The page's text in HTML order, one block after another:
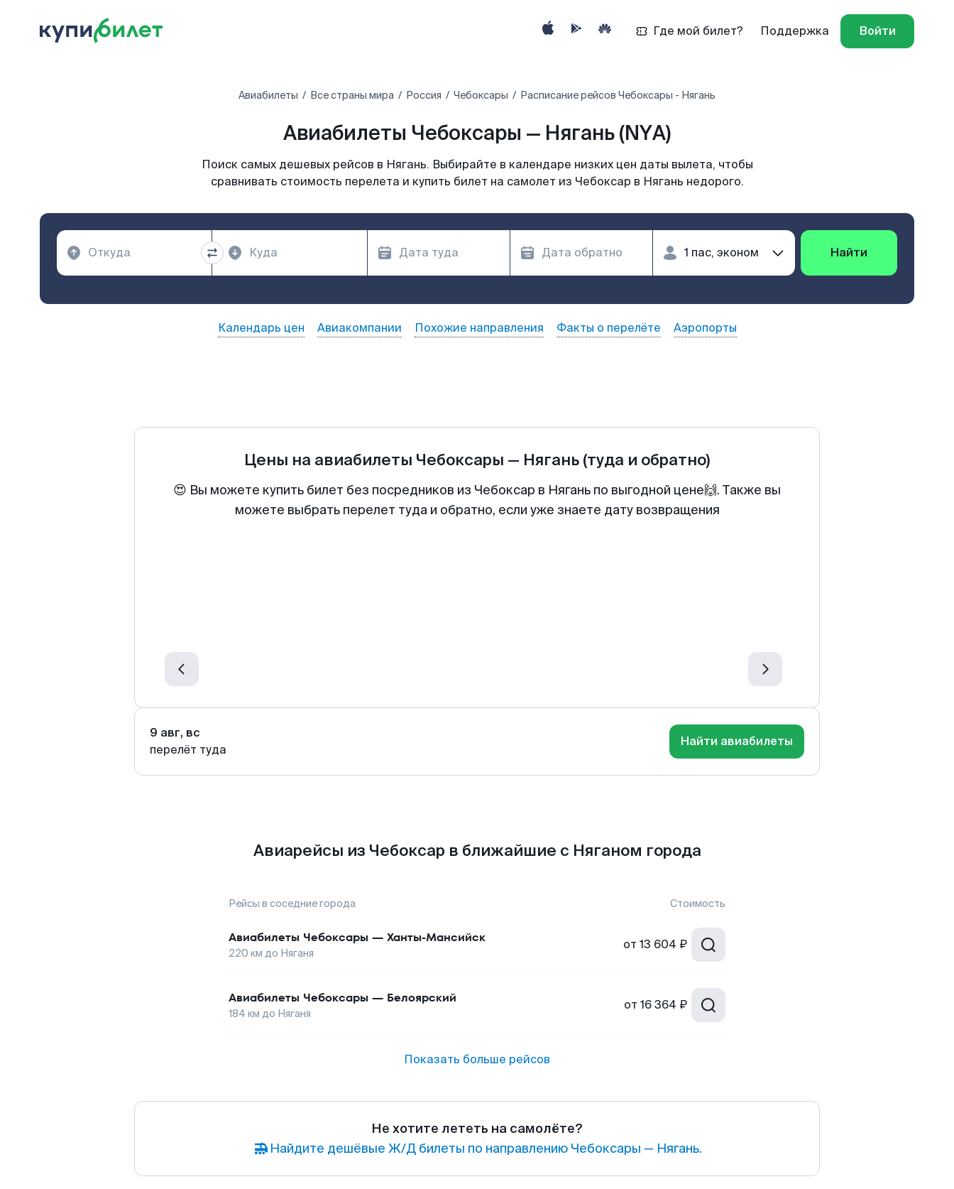
Где мой билет? Поддержка Войти
Авиабилеты Все страны мира Россия Чебоксары Расписание рейсов Чебоксары - Нягань
Авиабилеты Чебоксары — Нягань (NYA)
Поиск самых дешевых рейсов в Нягань. Выбирайте в календаре низких цен даты вылета, чтобы
сравнивать стоимость перелета и купить билет на самолет из Чебоксар в Нягань недорого.
Найти
Календарь цен Авиакомпании Похожие направления Факты о перелёте Аэропорты
Цены на авиабилеты Чебоксары — Нягань (туда и обратно)
😍 Вы можете купить билет без посредников из Чебоксар в Нягань по выгодной цене🙌. Также вы
можете выбрать перелет туда и обратно, если уже знаете дату возвращения
9 авг, вс
перелёт туда
Найти авиабилеты
Авиарейсы из Чебоксар в ближайшие с Няганом города
Рейсы в соседние города Стоимость
Авиабилеты Чебоксары — Ханты-Мансийск
220 км до Няганя
от 13 604 ₽
Авиабилеты Чебоксары — Белоярский
184 км до Няганя
от 16 364 ₽
Показать больше рейсов
Не хотите лететь на самолёте?
Найдите дешёвые Ж/Д билеты по направлению Чебоксары — Нягань.